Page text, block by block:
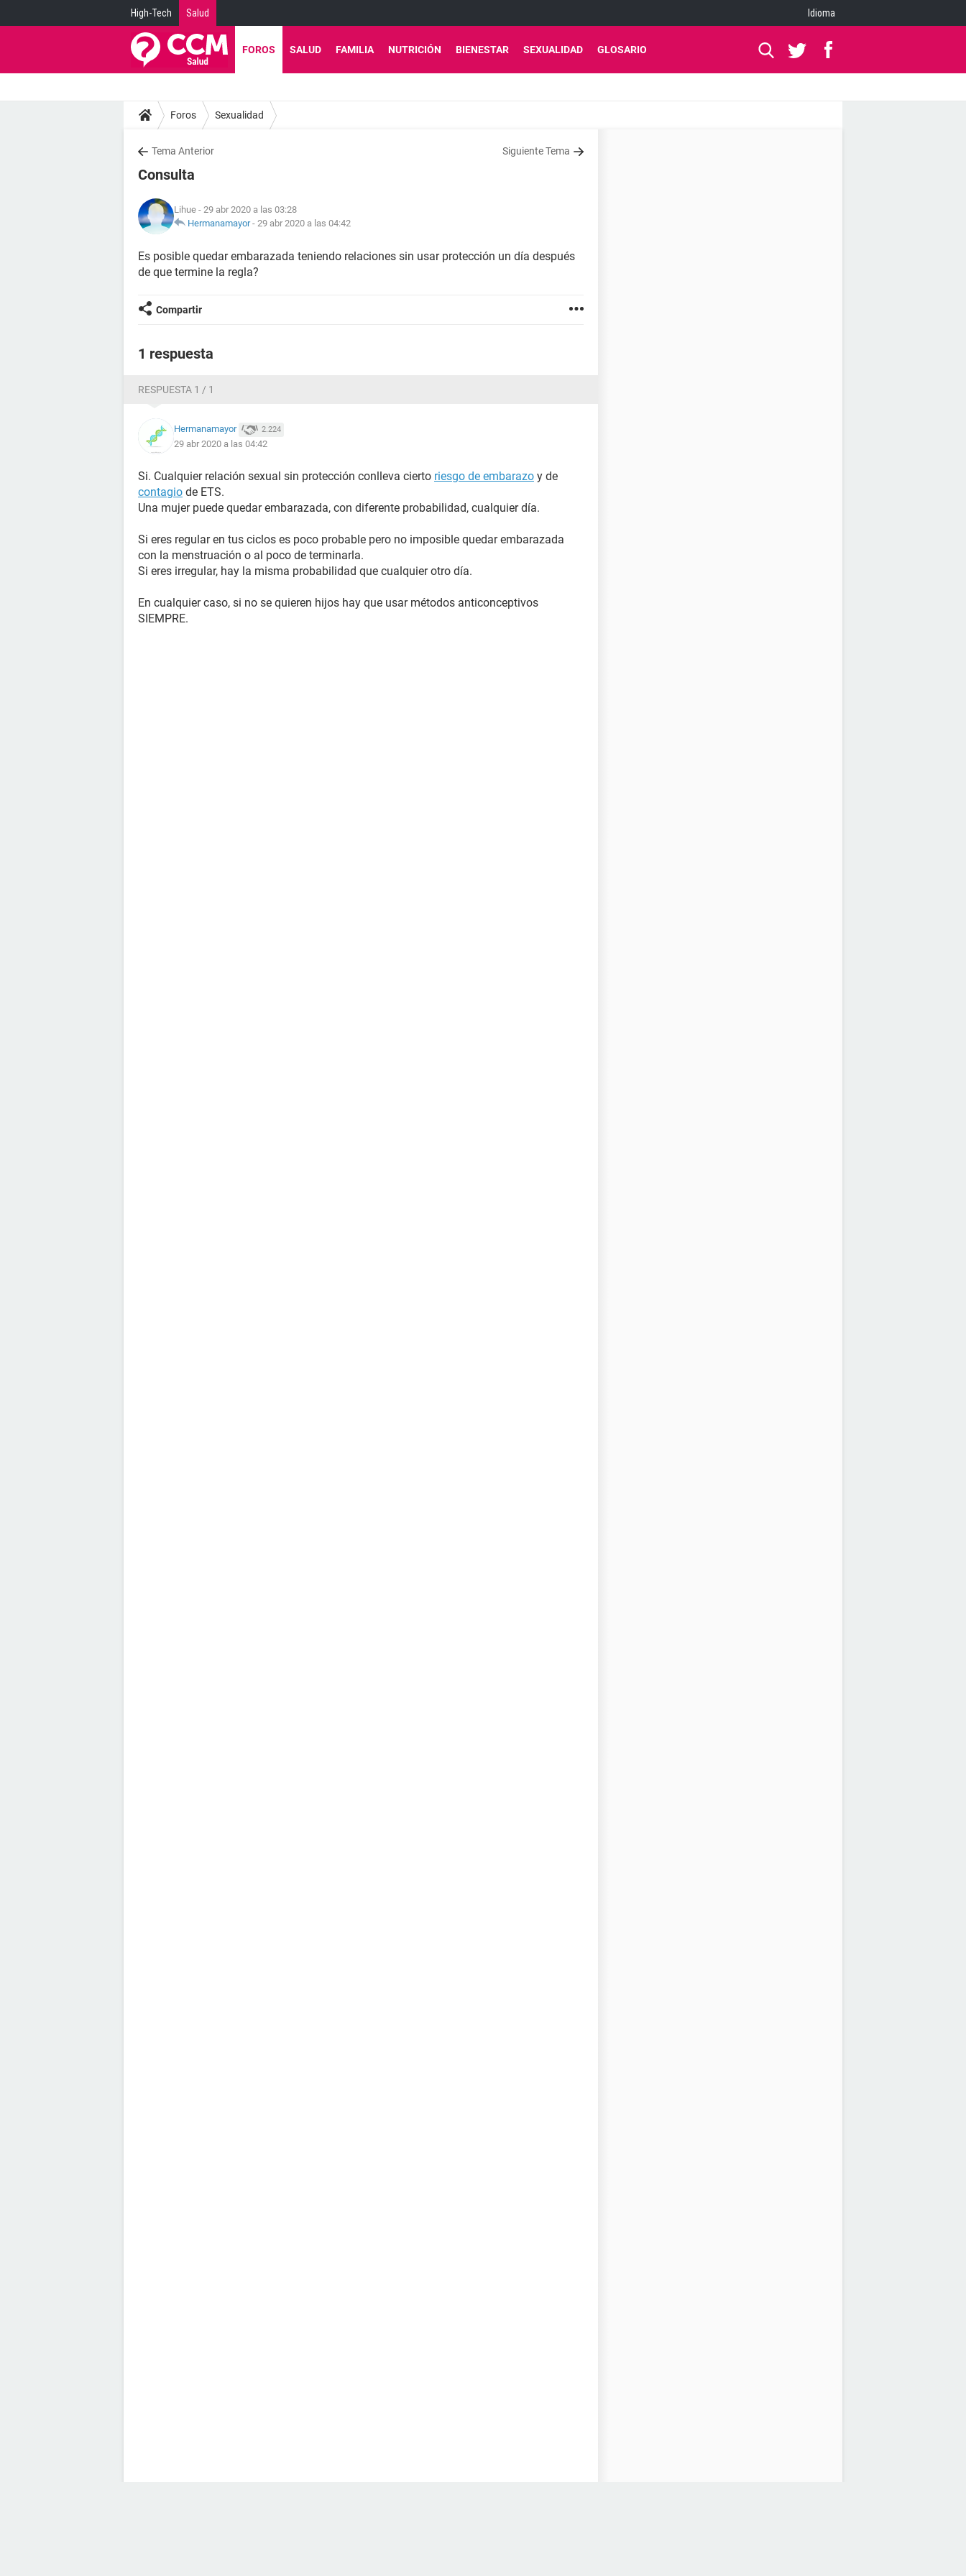
High-Tech Salud Idioma
FOROS SALUD FAMILIA NUTRICIÓN BIENESTAR SEXUALIDAD GLOSARIO
Foros Sexualidad
Tema Anterior Siguiente Tema
Consulta
Lihue - 29 abr 2020 a las 03:28
Hermanamayor- 29 abr 2020 a las 04:42
Es posible quedar embarazada teniendo relaciones sin usar protección un día después
de que termine la regla?
Compartir
1 respuesta
RESPUESTA 1 / 1
Hermanamayor 2.224
29 abr 2020 a las 04:42
Si. Cualquier relación sexual sin protección conlleva cierto riesgo de embarazo y de
contagio de ETS.
Una mujer puede quedar embarazada, con diferente probabilidad, cualquier día.
Si eres regular en tus ciclos es poco probable pero no imposible quedar embarazada
con la menstruación o al poco de terminarla.
Si eres irregular, hay la misma probabilidad que cualquier otro día.
En cualquier caso, si no se quieren hijos hay que usar métodos anticonceptivos
SIEMPRE.